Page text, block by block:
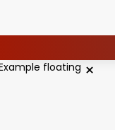
konten
×